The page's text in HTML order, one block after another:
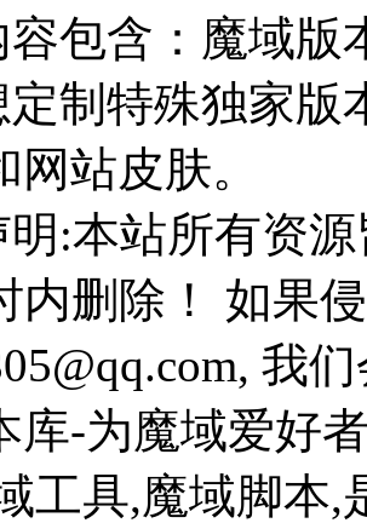
容包含：魔域版
定制特殊独家
站皮肤。
明:本站所有资
内删除！ 如果
我
库-为魔域爱好
工具,魔域脚本